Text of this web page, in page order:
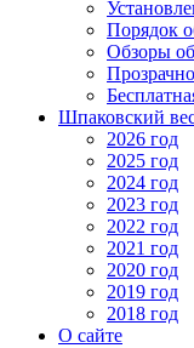
Порядок
Обзоры
Шпаковский
2026 год
2025 год
2024 год
2023 год
2022 год
2021 год
2020 год
2019 год
2018 год
О сайте